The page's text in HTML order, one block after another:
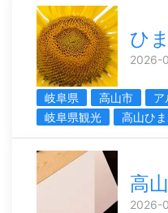
ひ
2026-
岐阜県 高山市
ア
岐阜県観光
高山ひ
高
2026-